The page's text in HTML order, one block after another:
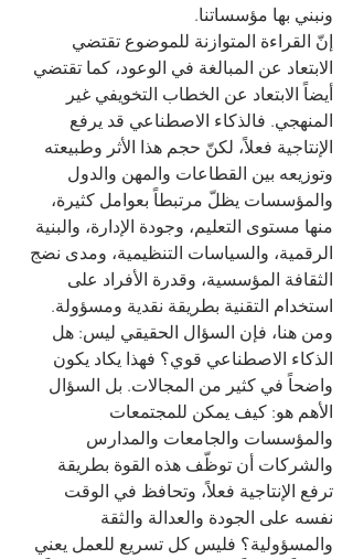
ونبني بها مؤسساتنا.
إنّ القراءة المتوازنة للموضوع تقتضي
الابتعاد عن المبالغة في الوعود، كما تقتضي
أيضاً الابتعاد عن الخطاب التخويفي غير
المنهجي. فالذكاء الاصطناعي قد يرفع
الإنتاجية فعلاً، لكنّ حجم هذا الأثر وطبيعته
وتوزيعه بين القطاعات والمهن والدول
والمؤسسات يظلّ مرتبطاً بعوامل كثيرة،
منها مستوى التعليم، وجودة الإدارة، والبنية
الرقمية، والسياسات التنظيمية، ومدى نضج
الثقافة المؤسسية، وقدرة الأفراد على
استخدام التقنية بطريقة نقدية ومسؤولة.
ومن هنا، فإن السؤال الحقيقي ليس: هل
الذكاء الاصطناعي قوي؟ فهذا يكاد يكون
واضحاً في كثير من المجالات. بل السؤال
الأهم هو: كيف يمكن للمجتمعات
والمؤسسات والجامعات والمدارس
والشركات أن توظّف هذه القوة بطريقة
ترفع الإنتاجية فعلاً، وتحافظ في الوقت
نفسه على الجودة والعدالة والثقة
والمسؤولية؟ فليس كل تسريع للعمل يعني